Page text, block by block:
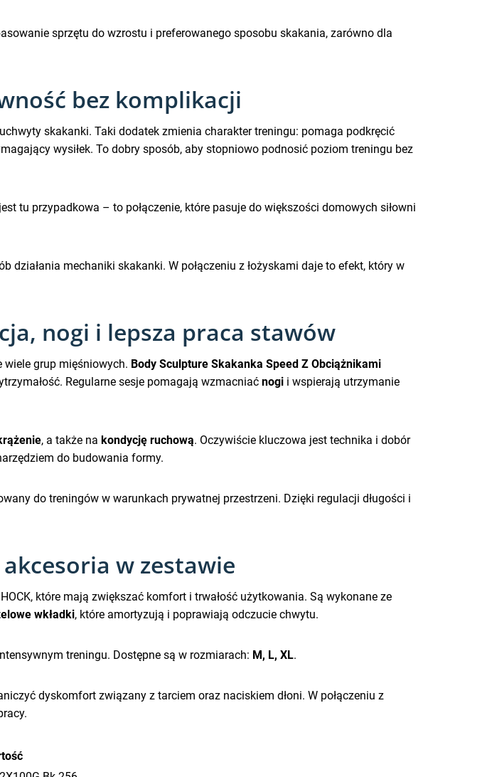
sprzętu do wzrostu i preferowanego sposobu skakania, zarówno dla
bez komplikacji
skakanki. Taki dodatek zmienia charakter treningu: pomaga podkręcić
wysiłek. To dobry sposób, aby stopniowo podnosić poziom treningu bez
tu przypadkowa – to połączenie, które pasuje do większości domowych siłowni
działania mechaniki skakanki. W połączeniu z łożyskami daje to efekt, który w
nogi i lepsza praca stawów
grup mięśniowych. Body Sculpture Skakanka Speed Z Obciążnikami
Regularne sesje pomagają wzmacniać nogi i wspierają utrzymanie
, a także na kondycję ruchową. Oczywiście kluczowa jest technika i dobór
do budowania formy.
do treningów w warunkach prywatnej przestrzeni. Dzięki regulacji długości i
w zestawie
które mają zwiększać komfort i trwałość użytkowania. Są wykonane ze
wkładki, które amortyzują i poprawiają odczucie chwytu.
treningu. Dostępne są w rozmiarach: M, L, XL.
dyskomfort związany z tarciem oraz naciskiem dłoni. W połączeniu z